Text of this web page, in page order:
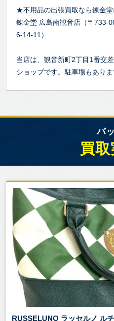
★不用品の出張買取なら錬金堂
錬金堂 広島南観音店（〒733-
6-14-11）
当店は、観音新町2丁目1番交
ショップです。駐車場もあり
バ
買
RUSSELUNO ラッセルノ ル